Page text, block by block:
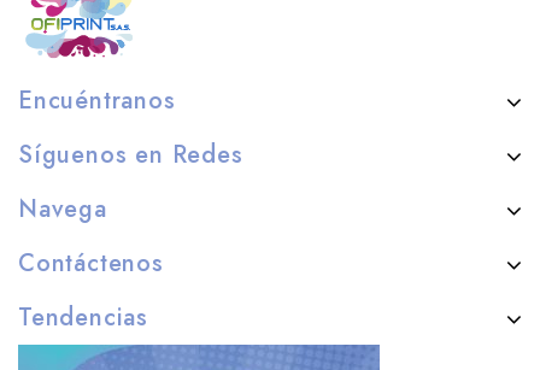
Encuéntranos
Síguenos en Redes
Navega
Contáctenos
Tendencias